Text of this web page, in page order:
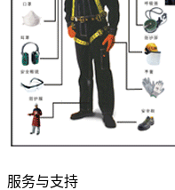
服务与支持